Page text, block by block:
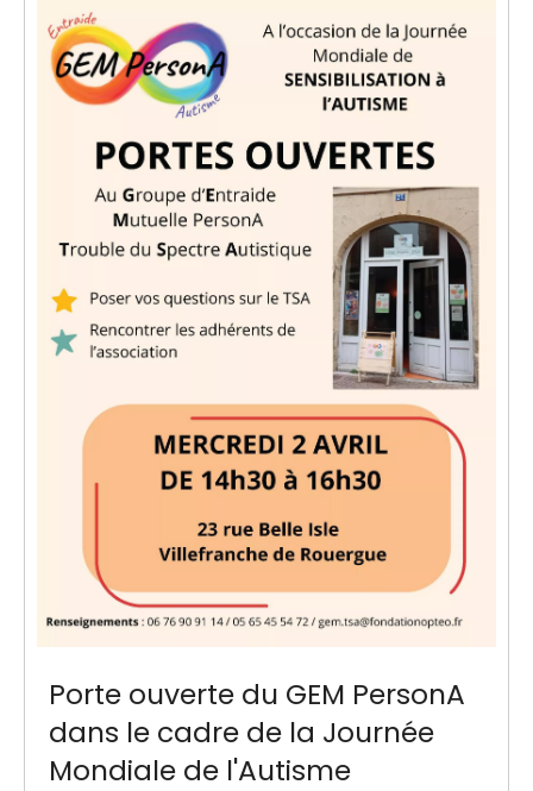
Porte ouverte du GEM PersonA
dans le cadre de la Journée
Mondiale de l'Autisme